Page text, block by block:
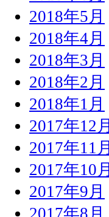
2018年5月
2018年4月
2018年3月
2018年2月
2018年1月
2017年12月
2017年11月
2017年10月
2017年9月
2017年8月